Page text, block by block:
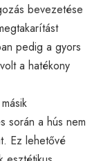
bevezetése
pedig a gyors
a hatékony
során a hús nem
Ez lehetővé